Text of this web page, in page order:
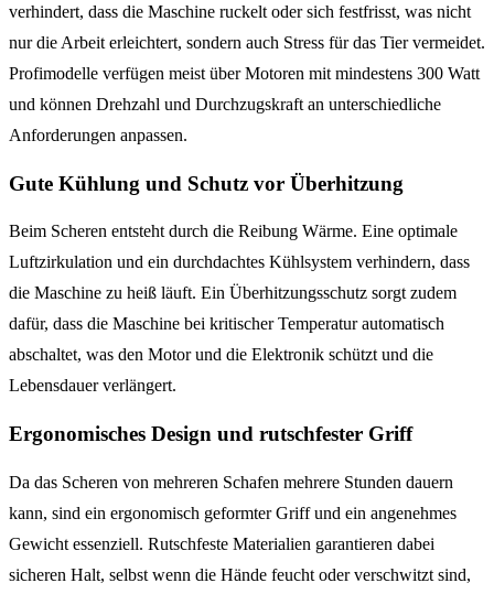
verhindert, dass die Maschine ruckelt oder sich festfrisst, was nicht
nur die Arbeit erleichtert, sondern auch Stress für das Tier vermeidet.
Profimodelle verfügen meist über Motoren mit mindestens 300 Watt
und können Drehzahl und Durchzugskraft an unterschiedliche
Anforderungen anpassen.
Gute Kühlung und Schutz vor Überhitzung
Beim Scheren entsteht durch die Reibung Wärme. Eine optimale
Luftzirkulation und ein durchdachtes Kühlsystem verhindern, dass
die Maschine zu heiß läuft. Ein Überhitzungsschutz sorgt zudem
dafür, dass die Maschine bei kritischer Temperatur automatisch
abschaltet, was den Motor und die Elektronik schützt und die
Lebensdauer verlängert.
Ergonomisches Design und rutschfester Griff
Da das Scheren von mehreren Schafen mehrere Stunden dauern
kann, sind ein ergonomisch geformter Griff und ein angenehmes
Gewicht essenziell. Rutschfeste Materialien garantieren dabei
sicheren Halt, selbst wenn die Hände feucht oder verschwitzt sind,